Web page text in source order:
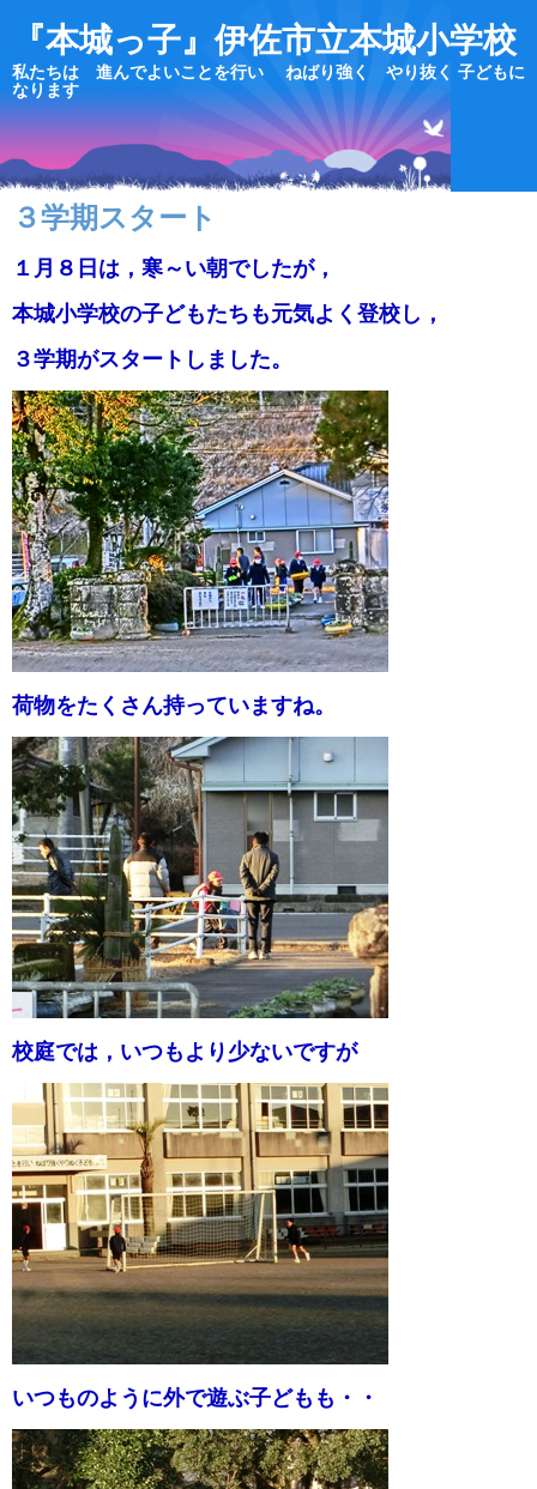
『本城っ子』伊佐市立本城小学校
私たちは 進んでよいことを行い ねばり強く やり抜く 子どもに
なります
３学期スタート
１月８日は，寒～い朝でしたが，
本城小学校の子どもたちも元気よく登校し，
３学期がスタートしました。
荷物をたくさん持っていますね。
校庭では，いつもより少ないですが
いつものように外で遊ぶ子どもも・・